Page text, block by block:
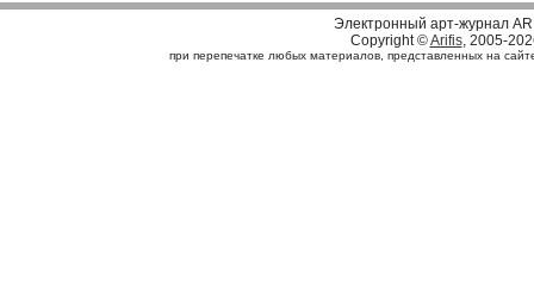
Электронный арт-журнал
Copyright ©Arifis, 2005-
при перепечатке любых материалов, представленных на